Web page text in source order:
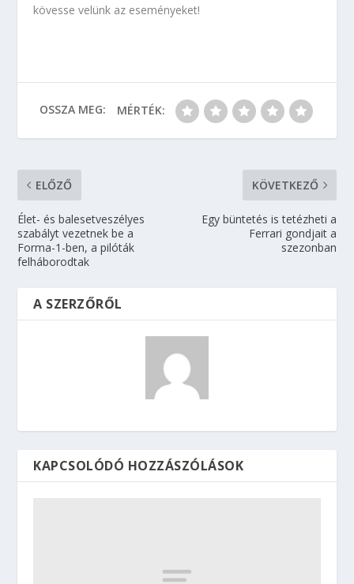
kövesse velünk az eseményeket!
OSSZA MEG: MÉRTÉK:
ELŐZŐ
Élet- és balesetveszélyes
szabályt vezetnek be a
Forma-1-ben, a pilóták
felháborodtak
KÖVETKEZŐ
Egy büntetés is tetézheti a
Ferrari gondjait a
szezonban
A SZERZŐRŐL
KAPCSOLÓDÓ HOZZÁSZÓLÁSOK